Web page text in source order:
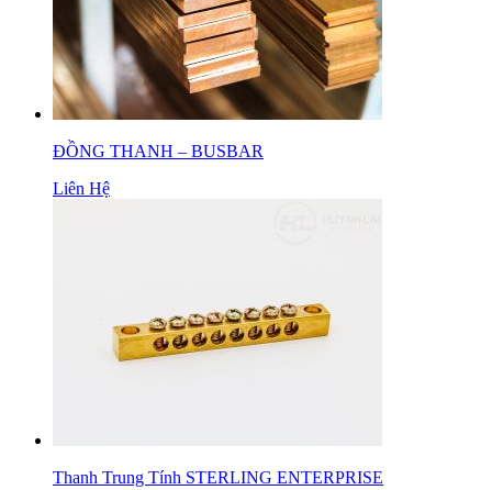
ĐỒNG THANH – BUSBAR
Liên Hệ
Thanh Trung Tính STERLING ENTERPRISE